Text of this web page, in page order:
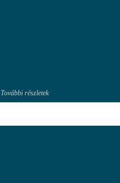
További részletek